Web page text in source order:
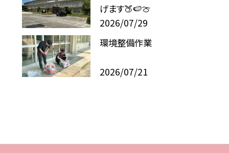
げます🍑🍉🍈
2026/07/29
環境整備作業
2026/07/21